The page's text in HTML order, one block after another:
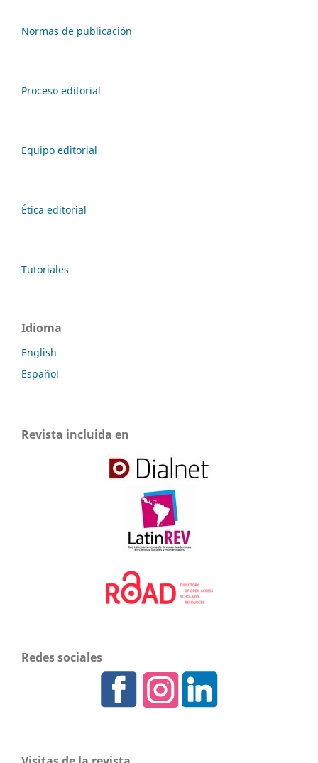
Normas de publicación
Proceso editorial
Equipo editorial
Ética editorial
Tutoriales
Idioma
English
Español
Revista incluida en
Redes sociales